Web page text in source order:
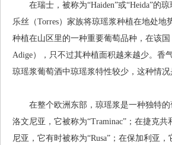
在瑞士，被称为“Haiden”或“Heida”的
乐丝（Torres）家族将琼瑶浆种植在地处
种植在山区里的一种重要葡萄品种，在该
Adige），只不过其种植面积越来越少。香
琼瑶浆葡萄酒中琼瑶浆特性较少，这种情
在整个欧洲东部，琼瑶浆是一种独特的
洛文尼亚，它被称为“Traminac”；在捷克共
尼亚，它有时被称为“Rusa”；在保加利亚